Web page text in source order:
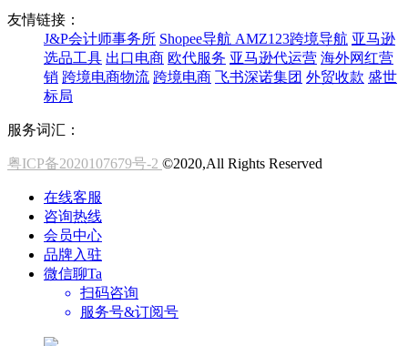
友情链接：
J&P会计师事务所 Shopee导航 AMZ123跨境导航 亚马逊
选品工具 出口电商 欧代服务 亚马逊代运营 海外网红营
销 跨境电商物流 跨境电商 飞书深诺集团 外贸收款 盛世
标局
服务词汇：
粤ICP备2020107679号-2 ©2020,All Rights Reserved
在线客服
咨询热线
会员中心
品牌入驻
微信聊Ta
扫码咨询
服务号&订阅号